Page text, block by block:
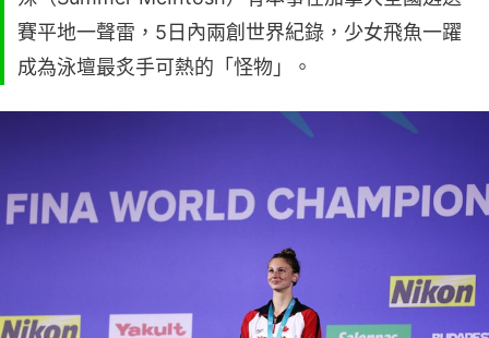
賽平地一聲雷，5日內兩創世界紀錄，少女飛魚一躍
成為泳壇最炙手可熱的「怪物」。